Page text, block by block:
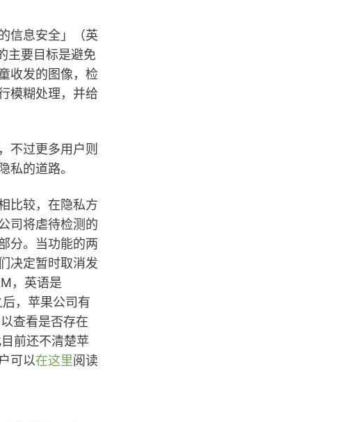
信息安全」（英
主要目标是避免
收发的图像，检
模糊处理，并给
不过更多用户则
私的道路。
比较，在隐私方
司将虐待检测的
分。当功能的两
决定暂时取消发
，英语是
，苹果公司有
查看是否存在
前还不清楚苹
可以在这里阅读